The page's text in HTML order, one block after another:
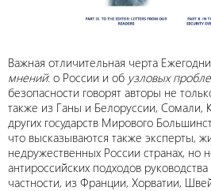
Важная отличительная черта
мнений: о России и об узловых
безопасности говорят авторы не
также из Ганы и Белоруссии, Сомали,
других государств Мирового
что высказываются также эксперты,
недружественных России странах, но
антироссийских подходов
частности, из Франции, Хорватии,